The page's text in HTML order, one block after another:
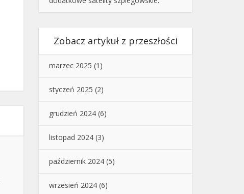
Zobacz artykuł z przeszłości
marzec 2025 (1)
styczeń 2025 (2)
grudzień 2024 (6)
listopad 2024 (3)
październik 2024 (5)
wrzesień 2024 (6)